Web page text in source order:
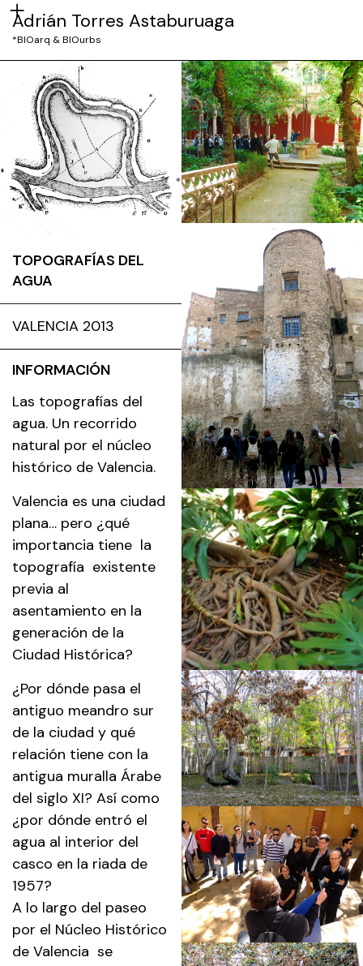
Adrián Torres Astaburuaga
*BIOarq & BIOurbs
TOPOGRAFÍAS DEL
AGUA
VALENCIA 2013
INFORMACIÓN
Las topografías del
agua. Un recorrido
natural por el núcleo
histórico de Valencia.
Valencia es una ciudad
plana… pero ¿qué
importancia tiene la
topografía existente
previa al
asentamiento en la
generación de la
Ciudad Histórica?
¿Por dónde pasa el
antiguo meandro sur
de la ciudad y qué
relación tiene con la
antigua muralla Árabe
del siglo XI? Así como
¿por dónde entró el
agua al interior del
casco en la riada de
1957?
A lo largo del paseo
por el Núcleo Histórico
de Valencia se